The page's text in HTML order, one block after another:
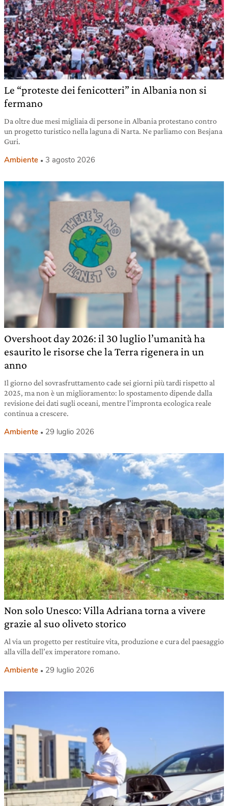
Le “proteste dei fenicotteri” in Albania non si
fermano
Da oltre due mesi migliaia di persone in Albania protestano contro
un progetto turistico nella laguna di Narta. Ne parliamo con Besjana
Guri.
Ambiente 3 agosto 2026
Overshoot day 2026: il 30 luglio l’umanità ha
esaurito le risorse che la Terra rigenera in un
anno
Il giorno del sovrasfruttamento cade sei giorni più tardi rispetto al
2025, ma non è un miglioramento: lo spostamento dipende dalla
revisione dei dati sugli oceani, mentre l’impronta ecologica reale
continua a crescere.
Ambiente 29 luglio 2026
Non solo Unesco: Villa Adriana torna a vivere
grazie al suo oliveto storico
Al via un progetto per restituire vita, produzione e cura del paesaggio
alla villa dell’ex imperatore romano.
Ambiente 29 luglio 2026